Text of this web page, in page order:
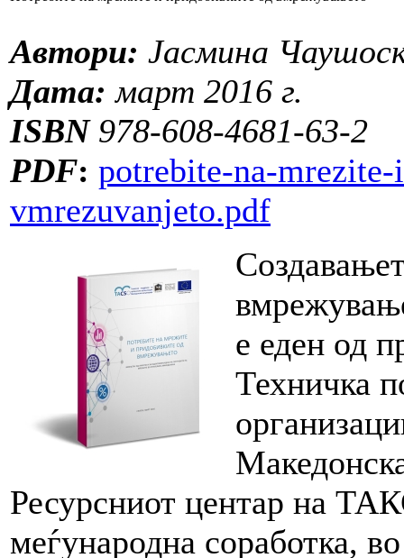
Автори: Јасмина
Дата: март 2016 г.
ISBN978-608-4681-63-2
PDF: potrebite-na-
vmrezuvanjeto.pdf
е еден од
Техничка
Ресурсниот центар на
меѓународна соработка,